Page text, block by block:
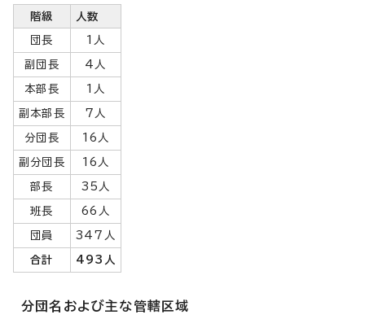
階級 人数
団長 1人
副団長 4人
本部長 1人
副本部長 7人
分団長 16人
副分団長 16人
部長 35人
班長 66人
団員 347人
合計 493人
分団名および主な管轄区域